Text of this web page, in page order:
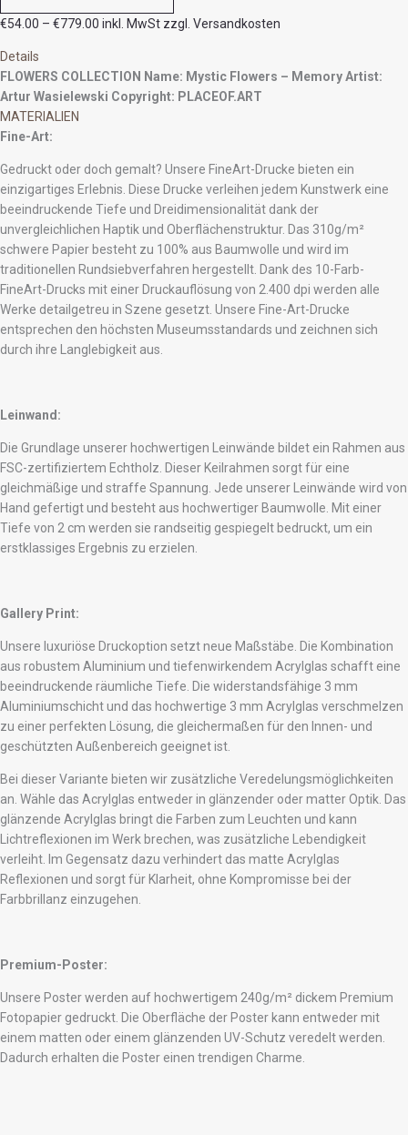
€54.00 – €779.00 inkl. MwSt zzgl. Versandkosten
Details
FLOWERS COLLECTION Name: Mystic Flowers – MemoryArtist:
Artur Wasielewski Copyright: PLACEOF.ART
MATERIALIEN
Fine-Art:
Gedruckt oder doch gemalt? Unsere FineArt-Drucke bieten ein
einzigartiges Erlebnis. Diese Drucke verleihen jedem Kunstwerk eine
beeindruckende Tiefe und Dreidimensionalität dank der
unvergleichlichen Haptik und Oberflächenstruktur. Das 310g/m²
schwere Papier besteht zu 100% aus Baumwolle und wird im
traditionellen Rundsiebverfahren hergestellt. Dank des 10-Farb-
FineArt-Drucks mit einer Druckauflösung von 2.400 dpi werden alle
Werke detailgetreu in Szene gesetzt. Unsere Fine-Art-Drucke
entsprechen den höchsten Museumsstandards und zeichnen sich
durch ihre Langlebigkeit aus.
Leinwand:
Die Grundlage unserer hochwertigen Leinwände bildet ein Rahmen aus
FSC-zertifiziertem Echtholz. Dieser Keilrahmen sorgt für eine
gleichmäßige und straffe Spannung. Jede unserer Leinwände wird von
Hand gefertigt und besteht aus hochwertiger Baumwolle. Mit einer
Tiefe von 2 cm werden sie randseitig gespiegelt bedruckt, um ein
erstklassiges Ergebnis zu erzielen.
Gallery Print:
Unsere luxuriöse Druckoption setzt neue Maßstäbe. Die Kombination
aus robustem Aluminium und tiefenwirkendem Acrylglas schafft eine
beeindruckende räumliche Tiefe. Die widerstandsfähige 3 mm
Aluminiumschicht und das hochwertige 3 mm Acrylglas verschmelzen
zu einer perfekten Lösung, die gleichermaßen für den Innen- und
geschützten Außenbereich geeignet ist.
Bei dieser Variante bieten wir zusätzliche Veredelungsmöglichkeiten
an. Wähle das Acrylglas entweder in glänzender oder matter Optik. Das
glänzende Acrylglas bringt die Farben zum Leuchten und kann
Lichtreflexionen im Werk brechen, was zusätzliche Lebendigkeit
verleiht. Im Gegensatz dazu verhindert das matte Acrylglas
Reflexionen und sorgt für Klarheit, ohne Kompromisse bei der
Farbbrillanz einzugehen.
Premium-Poster:
Unsere Poster werden auf hochwertigem 240g/m² dickem Premium
Fotopapier gedruckt. Die Oberfläche der Poster kann entweder mit
einem matten oder einem glänzenden UV-Schutz veredelt werden.
Dadurch erhalten die Poster einen trendigen Charme.